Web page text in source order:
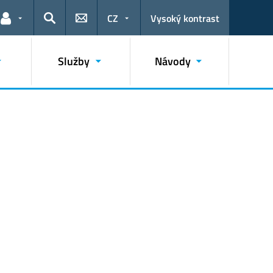
Odkazy pro uživatele
Hledat
CZ Vysoký kontrast
Služby Návody